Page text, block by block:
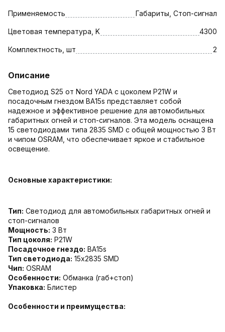
Применяемость Габариты, Стоп-сигнал
Цветовая температура, K 4300
Комплектность, шт 2
Описание
Светодиод S25 от Nord YADA с цоколем Р21W и
посадочным гнездом ВА15s представляет собой
надежное и эффективное решение для автомобильных
габаритных огней и стоп-сигналов. Эта модель оснащена
15 светодиодами типа 2835 SMD с общей мощностью 3 Вт
и чипом OSRAM, что обеспечивает яркое и стабильное
освещение.
Основные характеристики:
Тип: Светодиод для автомобильных габаритных огней и
стоп-сигналов
Мощность: 3 Вт
Тип цоколя: Р21W
Посадочное гнездо: ВА15s
Тип светодиода: 15х2835 SMD
Чип: OSRAM
Особенности: Обманка (габ+стоп)
Упаковка: Блистер
Особенности и преимущества: